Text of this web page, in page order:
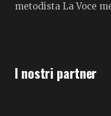
metodista La Voce
I nostri partner